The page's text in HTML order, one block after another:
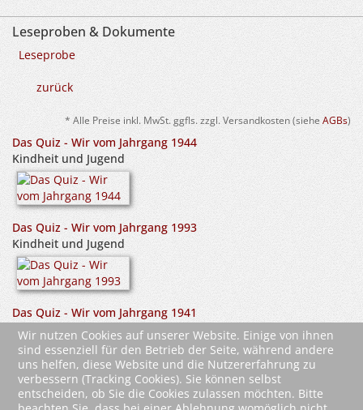
Leseproben & Dokumente
Leseprobe
zurück
* Alle Preise inkl. MwSt. ggfls. zzgl. Versandkosten (siehe AGBs)
Das Quiz - Wir vom Jahrgang 1944
Kindheit und Jugend
Das Quiz - Wir vom Jahrgang 1993
Kindheit und Jugend
Das Quiz - Wir vom Jahrgang 1941
Kindheit und Jugend
Wir nutzen Cookies auf unserer Website. Einige von ihnen
sind essenziell für den Betrieb der Seite, während andere
uns helfen, diese Website und die Nutzererfahrung zu
verbessern (Tracking Cookies). Sie können selbst
entscheiden, ob Sie die Cookies zulassen möchten. Bitte